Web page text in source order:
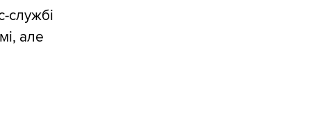
службі
але